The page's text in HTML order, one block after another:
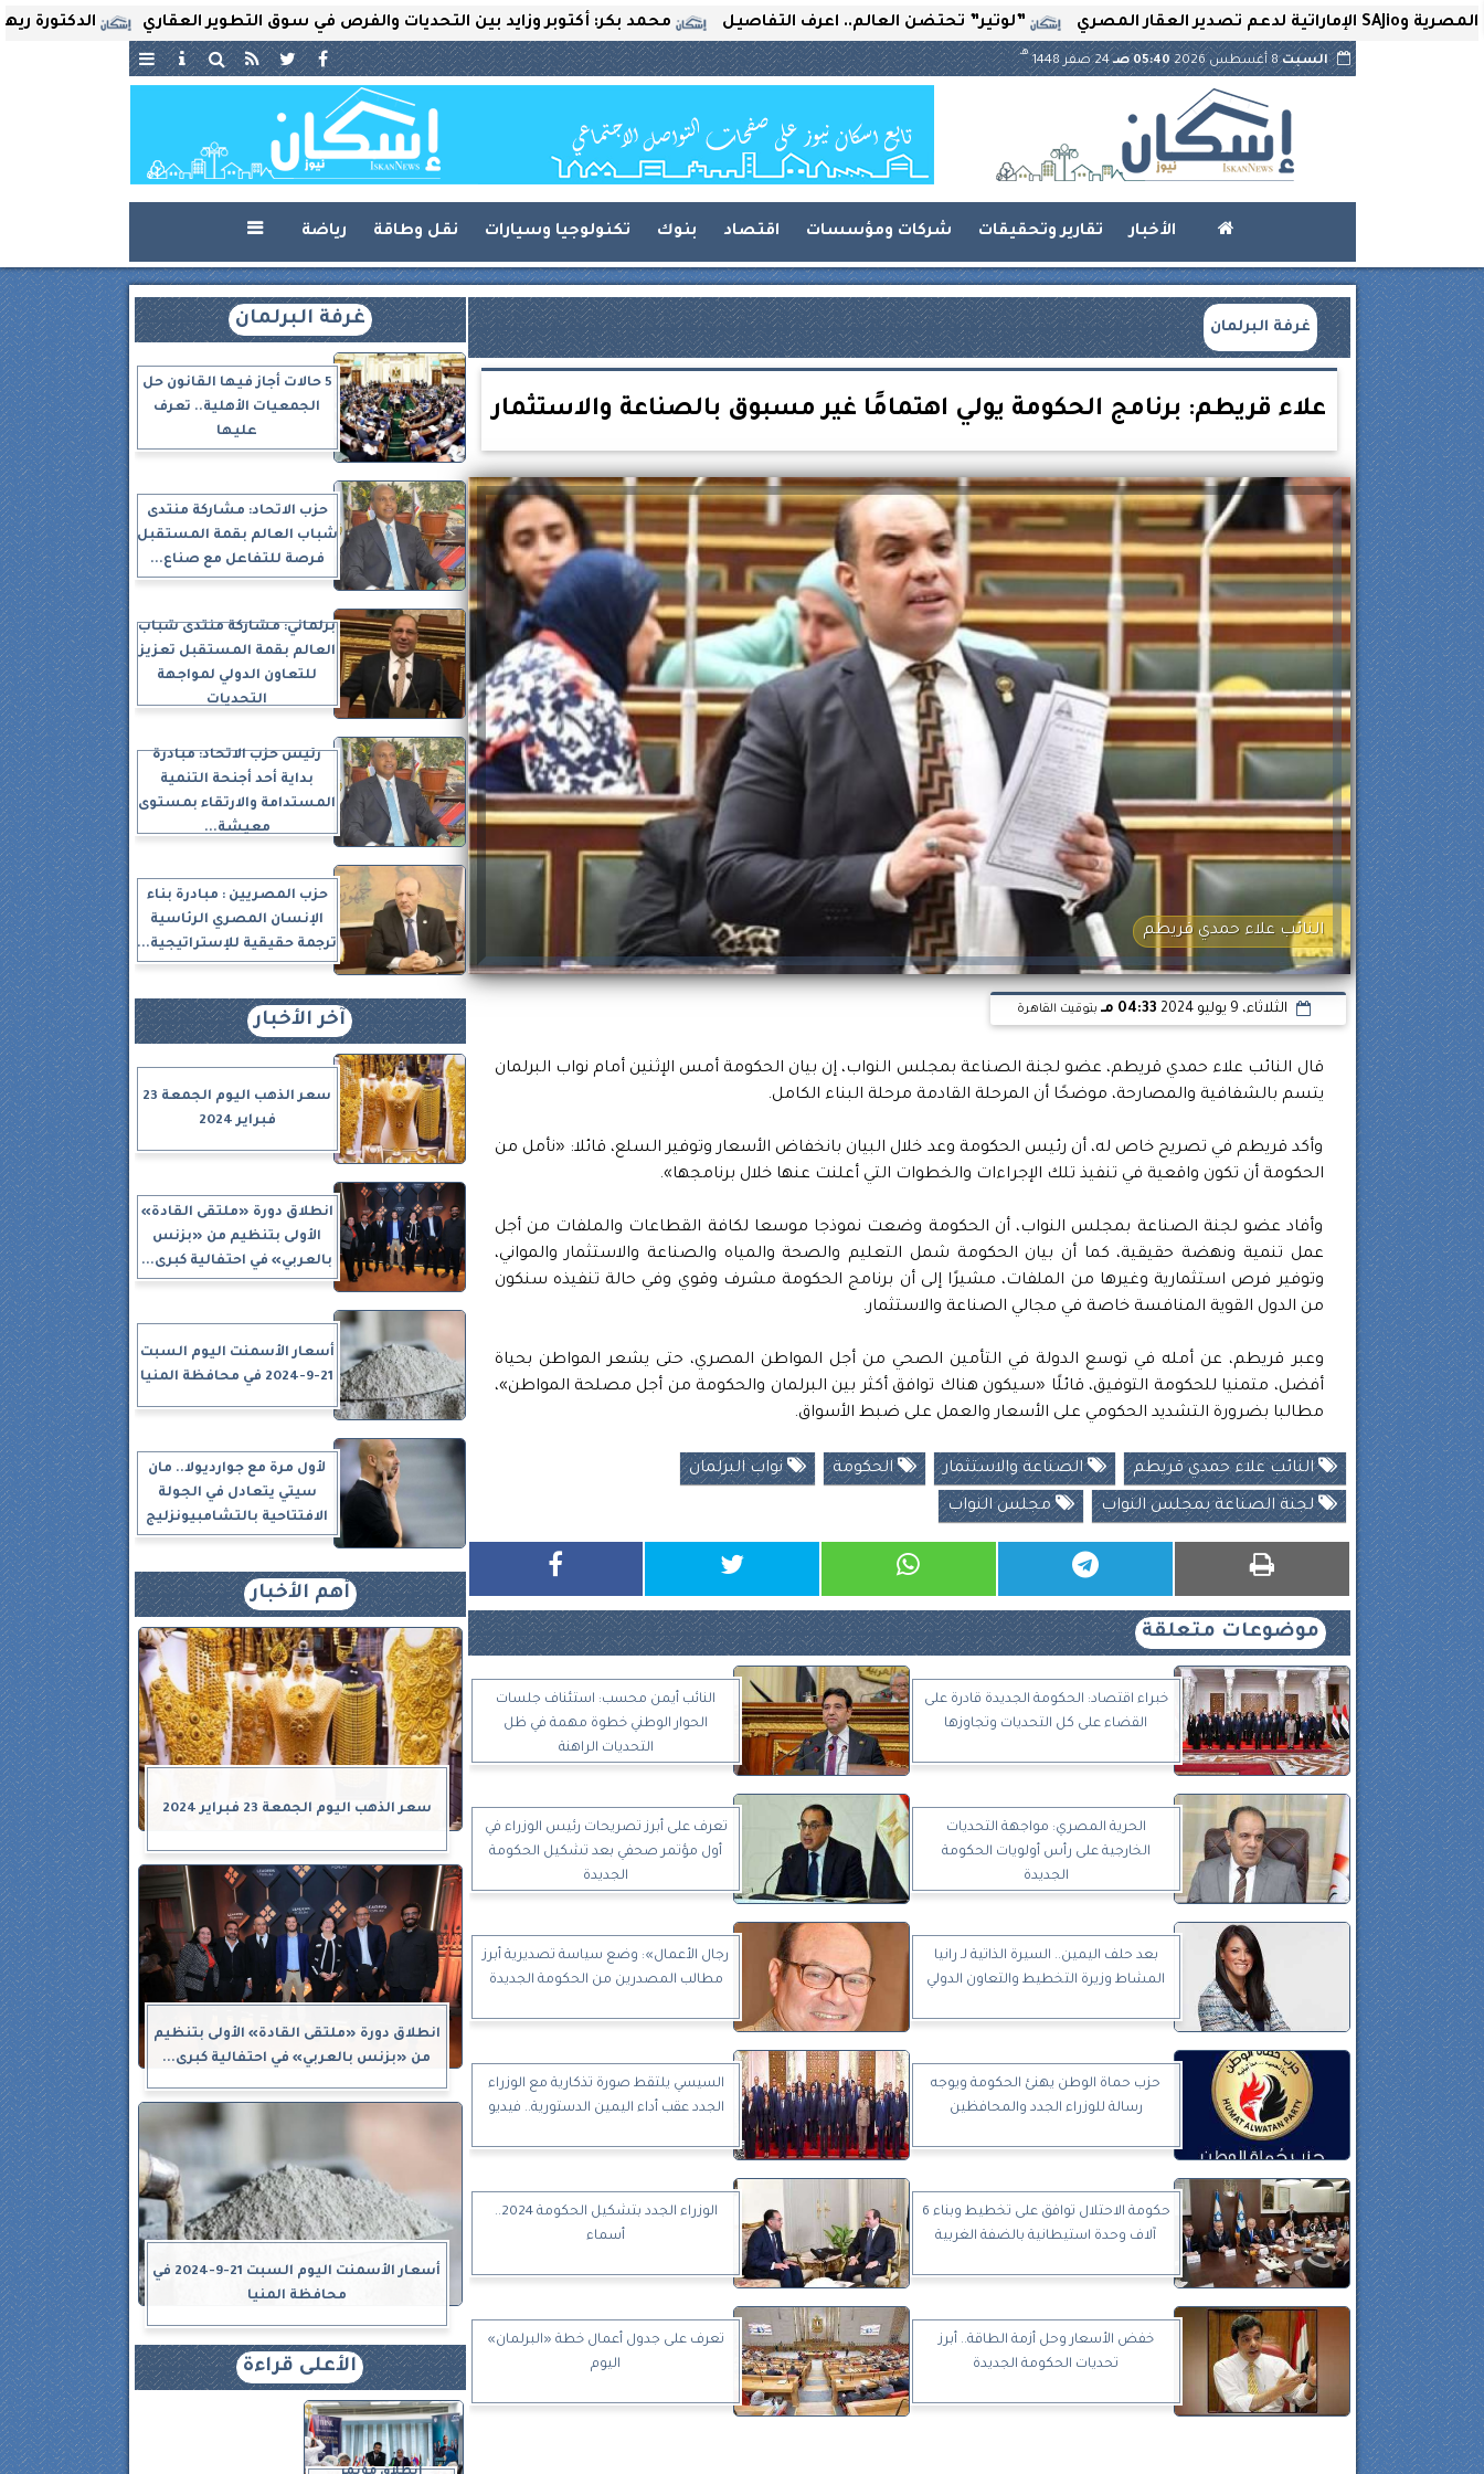
الدكتورة ريهام محمد بكر: أكتوبر وزايد بين التحديات والفرص في سوق التطوير العقاري ”لوتير” تحتضن العالم.. اعرف التفاصيل
السبت8 أغسطس 2026 05:40 صـ 24 صفر 1448
هـ
الأخبار تقارير وتحقيقات شركات ومؤسسات اقتصاد بنوك تكنولوجيا وسيارات نقل وطاقة رياضة 
غرفة البرلمان
علاء قريطم: برنامج الحكومة يولي اهتمامًا غير مسبوق بالصناعة والاستثمار
النائب علاء حمدي قريطم
الثلاثاء، 9 يوليو 2024 04:33 مـ بتوقيت القاهرة
قال النائب علاء حمدي قريطم، عضو لجنة الصناعة بمجلس النواب، إن بيان الحكومة أمس الإثنين أمام نواب البرلمان
يتسم بالشفافية والمصارحة، موضحًا أن المرحلة القادمة مرحلة البناء الكامل.
وأكد قريطم في تصريح خاص له، أن رئيس الحكومة وعد خلال البيان بانخفاض الأسعار وتوفير السلع، قائلا: «نأمل من
الحكومة أن تكون واقعية في تنفيذ تلك الإجراءات والخطوات التي أعلنت عنها خلال برنامجها».
وأفاد عضو لجنة الصناعة بمجلس النواب، أن الحكومة وضعت نموذجا موسعا لكافة القطاعات والملفات من أجل
عمل تنمية ونهضة حقيقية، كما أن بيان الحكومة شمل التعليم والصحة والمياه والصناعة والاستثمار والمواني،
وتوفير فرص استثمارية وغيرها من الملفات، مشيرًا إلى أن برنامج الحكومة مشرف وقوي وفي حالة تنفيذه سنكون
من الدول القوية المنافسة خاصة في مجالي الصناعة والاستثمار.
وعبر قريطم، عن أمله في توسع الدولة في التأمين الصحي من أجل المواطن المصري، حتى يشعر المواطن بحياة
أفضل، متمنيا للحكومة التوفيق، قائلًا «سيكون هناك توافق أكثر بين البرلمان والحكومة من أجل مصلحة المواطن»،
مطالبا بضرورة التشديد الحكومي على الأسعار والعمل على ضبط الأسواق.
النائب علاء حمدي قريطم الصناعة والاستثمار الحكومة نواب البرلمان
لجنة الصناعة بمجلس النواب مجلس النواب
موضوعات متعلقة
خبراء اقتصاد: الحكومة الجديدة قادرة على
القضاء على كل التحديات وتجاوزها
النائب أيمن محسب: استئناف جلسات
الحوار الوطني خطوة مهمة في ظل
التحديات الراهنة
الحرية المصري: مواجهة التحديات
الخارجية على رأس أولويات الحكومة
الجديدة
تعرف على أبرز تصريحات رئيس الوزراء في
أول مؤتمر صحفي بعد تشكيل الحكومة
الجديدة
بعد حلف اليمين.. السيرة الذاتية لـ رانيا
المشاط وزيرة التخطيط والتعاون الدولي
رجال الأعمال»: وضع سياسة تصديرية أبرز
مطالب المصدرين من الحكومة الجديدة
حزب حماة الوطن يهنئ الحكومة ويوجه
رسالة للوزراء الجدد والمحافظين
السيسي يلتقط صورة تذكارية مع الوزراء
الجدد عقب أداء اليمين الدستورية.. فيديو
حكومة الاحتلال توافق على تخطيط وبناء 6
آلاف وحدة استيطانية بالضفة الغربية
الوزراء الجدد بتشكيل الحكومة 2024..
أسماء
خفض الأسعار وحل أزمة الطاقة.. أبرز
تحديات الحكومة الجديدة
تعرف على جدول أعمال خطة «البرلمان»
اليوم
غرفة البرلمان
5 حالات أجاز فيها القانون حل
الجمعيات الأهلية.. تعرف
عليها
حزب الاتحاد: مشاركة منتدى
شباب العالم بقمة المستقبل
فرصة للتفاعل مع صناع...
برلماني: مشاركة منتدى شباب
العالم بقمة المستقبل تعزيز
للتعاون الدولي لمواجهة
التحديات
رئيس حزب الاتحاد: مبادرة
بداية أحد أجنحة التنمية
المستدامة والارتقاء بمستوى
معيشة...
حزب المصريين : مبادرة بناء
الإنسان المصري الرئاسية
ترجمة حقيقية للإستراتيجية...
آخر الأخبار
سعر الذهب اليوم الجمعة 23
فبراير 2024
انطلاق دورة «ملتقى القادة»
الأولى بتنظيم من «بزنس
بالعربي» في احتفالية كبرى...
أسعار الأسمنت اليوم السبت
21-9-2024 في محافظة المنيا
لأول مرة مع جوارديولا.. مان
سيتي يتعادل في الجولة
الافتتاحية بالتشامبيونزليج
أهم الأخبار
سعر الذهب اليوم الجمعة 23 فبراير 2024
انطلاق دورة «ملتقى القادة» الأولى بتنظيم
من «بزنس بالعربي» في احتفالية كبرى...
أسعار الأسمنت اليوم السبت 21-9-2024 في
محافظة المنيا
الأعلى قراءة
انطلاق مؤتمر